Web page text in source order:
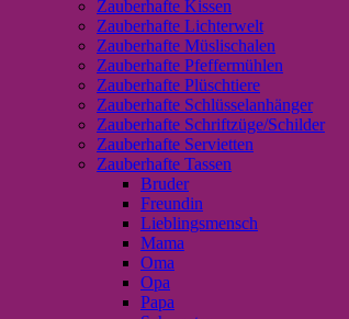
Zauberhafte Kissen
Zauberhafte Lichterwelt
Zauberhafte Müslischalen
Zauberhafte Pfeffermühlen
Zauberhafte Plüschtiere
Zauberhafte Schlüsselanhänger
Zauberhafte Schriftzüge/Schilder
Zauberhafte Servietten
Zauberhafte Tassen
Bruder
Freundin
Lieblingsmensch
Mama
Oma
Opa
Papa